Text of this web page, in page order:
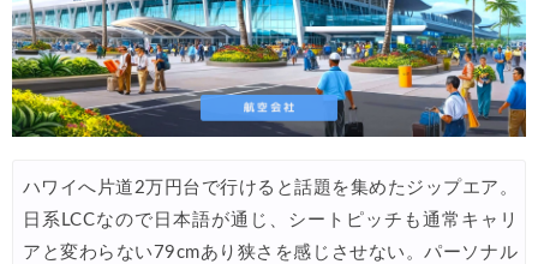
08/01 Trip.com) 海外航空券1%OFFクーポン TRIP2
07/27 Trip.com) タイ旅行 最大50%OFFセール
07/30 Trip.com) ホテル 1,500円OFFクーポン
07/30 Trip.com) 航空券 1,500円OFFクーポン
ハワイへ片道2万円台で行けると話題を集めたジップエア。
日系LCCなので日本語が通じ、シートピッチも通常キャリ
アと変わらない79cmあり狭さを感じさせない。パーソナル